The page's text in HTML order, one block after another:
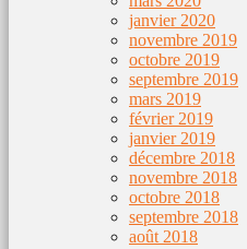
janvier 2020
novembre 2019
octobre 2019
septembre 2019
mars 2019
février 2019
janvier 2019
décembre 2018
novembre 2018
octobre 2018
septembre 2018
août 2018